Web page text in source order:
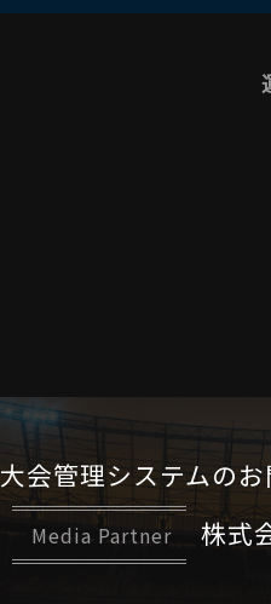
大会管理システムの
Media Partner 株式